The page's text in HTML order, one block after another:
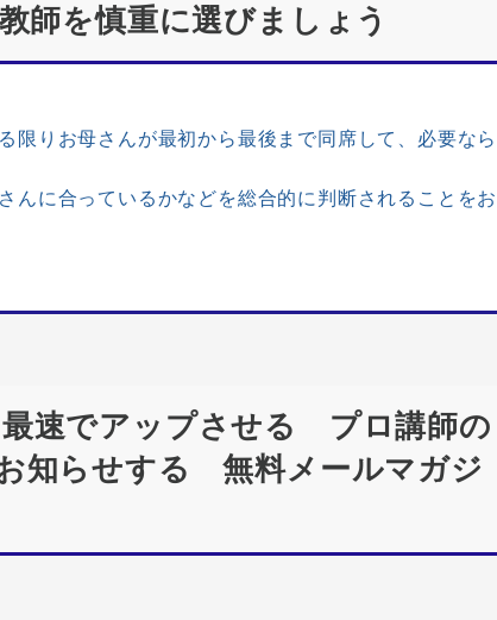
を慎重に選びましょう
りお母さんが最初から最後まで同席して、必要なら
んに合っているかなどを総合的に判断されることをお
速でアップさせる プロ講師の
お知らせする 無料メールマガジ